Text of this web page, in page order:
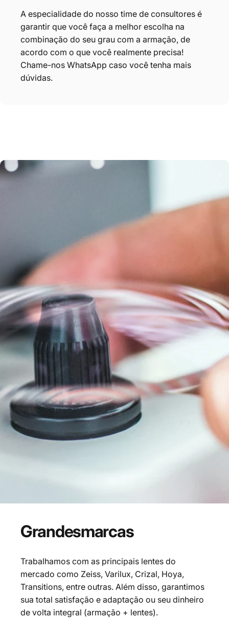
A especialidade do nosso time de consultores é
garantir que você faça a melhor escolha na
combinação do seu grau com a armação, de
acordo com o que você realmente precisa!
Chame-nos WhatsApp caso você tenha mais
dúvidas.
Grandesmarcas
Trabalhamos com as principais lentes do
mercado como Zeiss, Varilux, Crizal, Hoya,
Transitions, entre outras. Além disso, garantimos
sua total satisfação e adaptação ou seu dinheiro
de volta integral (armação + lentes).